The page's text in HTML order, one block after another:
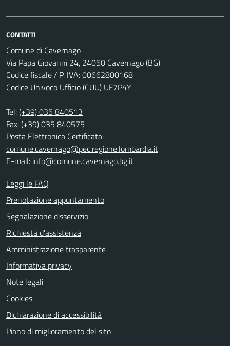
CONTATTI
Comune di Cavernago
Via Papa Giovanni 24, 24050 Cavernago (BG)
Codice fiscale / P. IVA: 00662800168
Codice Univoco Ufficio (CUU) UF7P4Y
Tel:(+39) 035 840513
Fax: (+39) 035 840575
Posta Elettronica Certificata:
comune.cavernago@pec.regione.lombardia.it
E-mail: info@comune.cavernago.bg.it
Leggi le FAQ
Prenotazione appuntamento
Segnalazione disservizio
Richiesta d'assistenza
Amministrazione trasparente
Informativa privacy
Note legali
Cookies
Dichiarazione di accessibilità
Piano di miglioramento del sito